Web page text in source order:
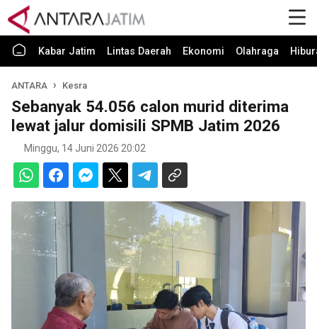
Kabar Jatim Lintas Daerah Ekonomi Olahraga
ANTARA Kesra
Sebanyak 54.056 calon murid diterima
lewat jalur domisili SPMB Jatim 2026
Minggu, 14 Juni 2026 20:02